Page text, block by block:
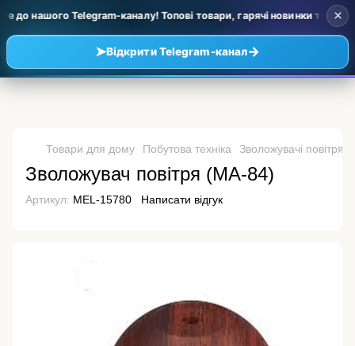
нашого Telegram-каналу! Топові товари, гарячі новинки та
➤Відкрити Telegram-канал→
×
Товари для дому Побутова техніка Зволожувачі повітря
Зволожувач повітря (MA-84)
Артикул: MEL-15780 Написати відгук